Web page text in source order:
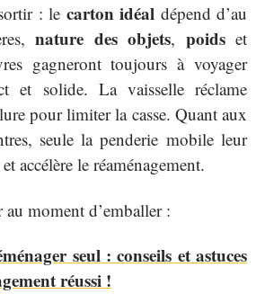
: le carton idéal dépend d’au
nature des objets, poidset
gagneront toujours à voyager
et solide. La vaisselle réclame
pour limiter la casse. Quant aux
seule la penderie mobile leur
accélère le réaménagement.
au moment d’emballer :
seul : conseils et astuces
réussi !